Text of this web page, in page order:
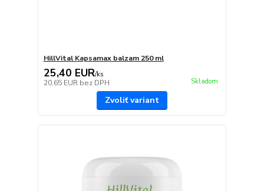
HillVital Kapsamax balzam 250 ml
25,40 EUR/ks
20,65 EUR bez DPH Skladom
Zvoliť variant